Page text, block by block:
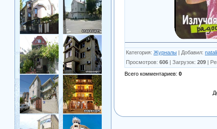
Категория: Журналы | Добавил:
Просмотров: 606 | Загрузок: 209 |
Всего комментариев: 0